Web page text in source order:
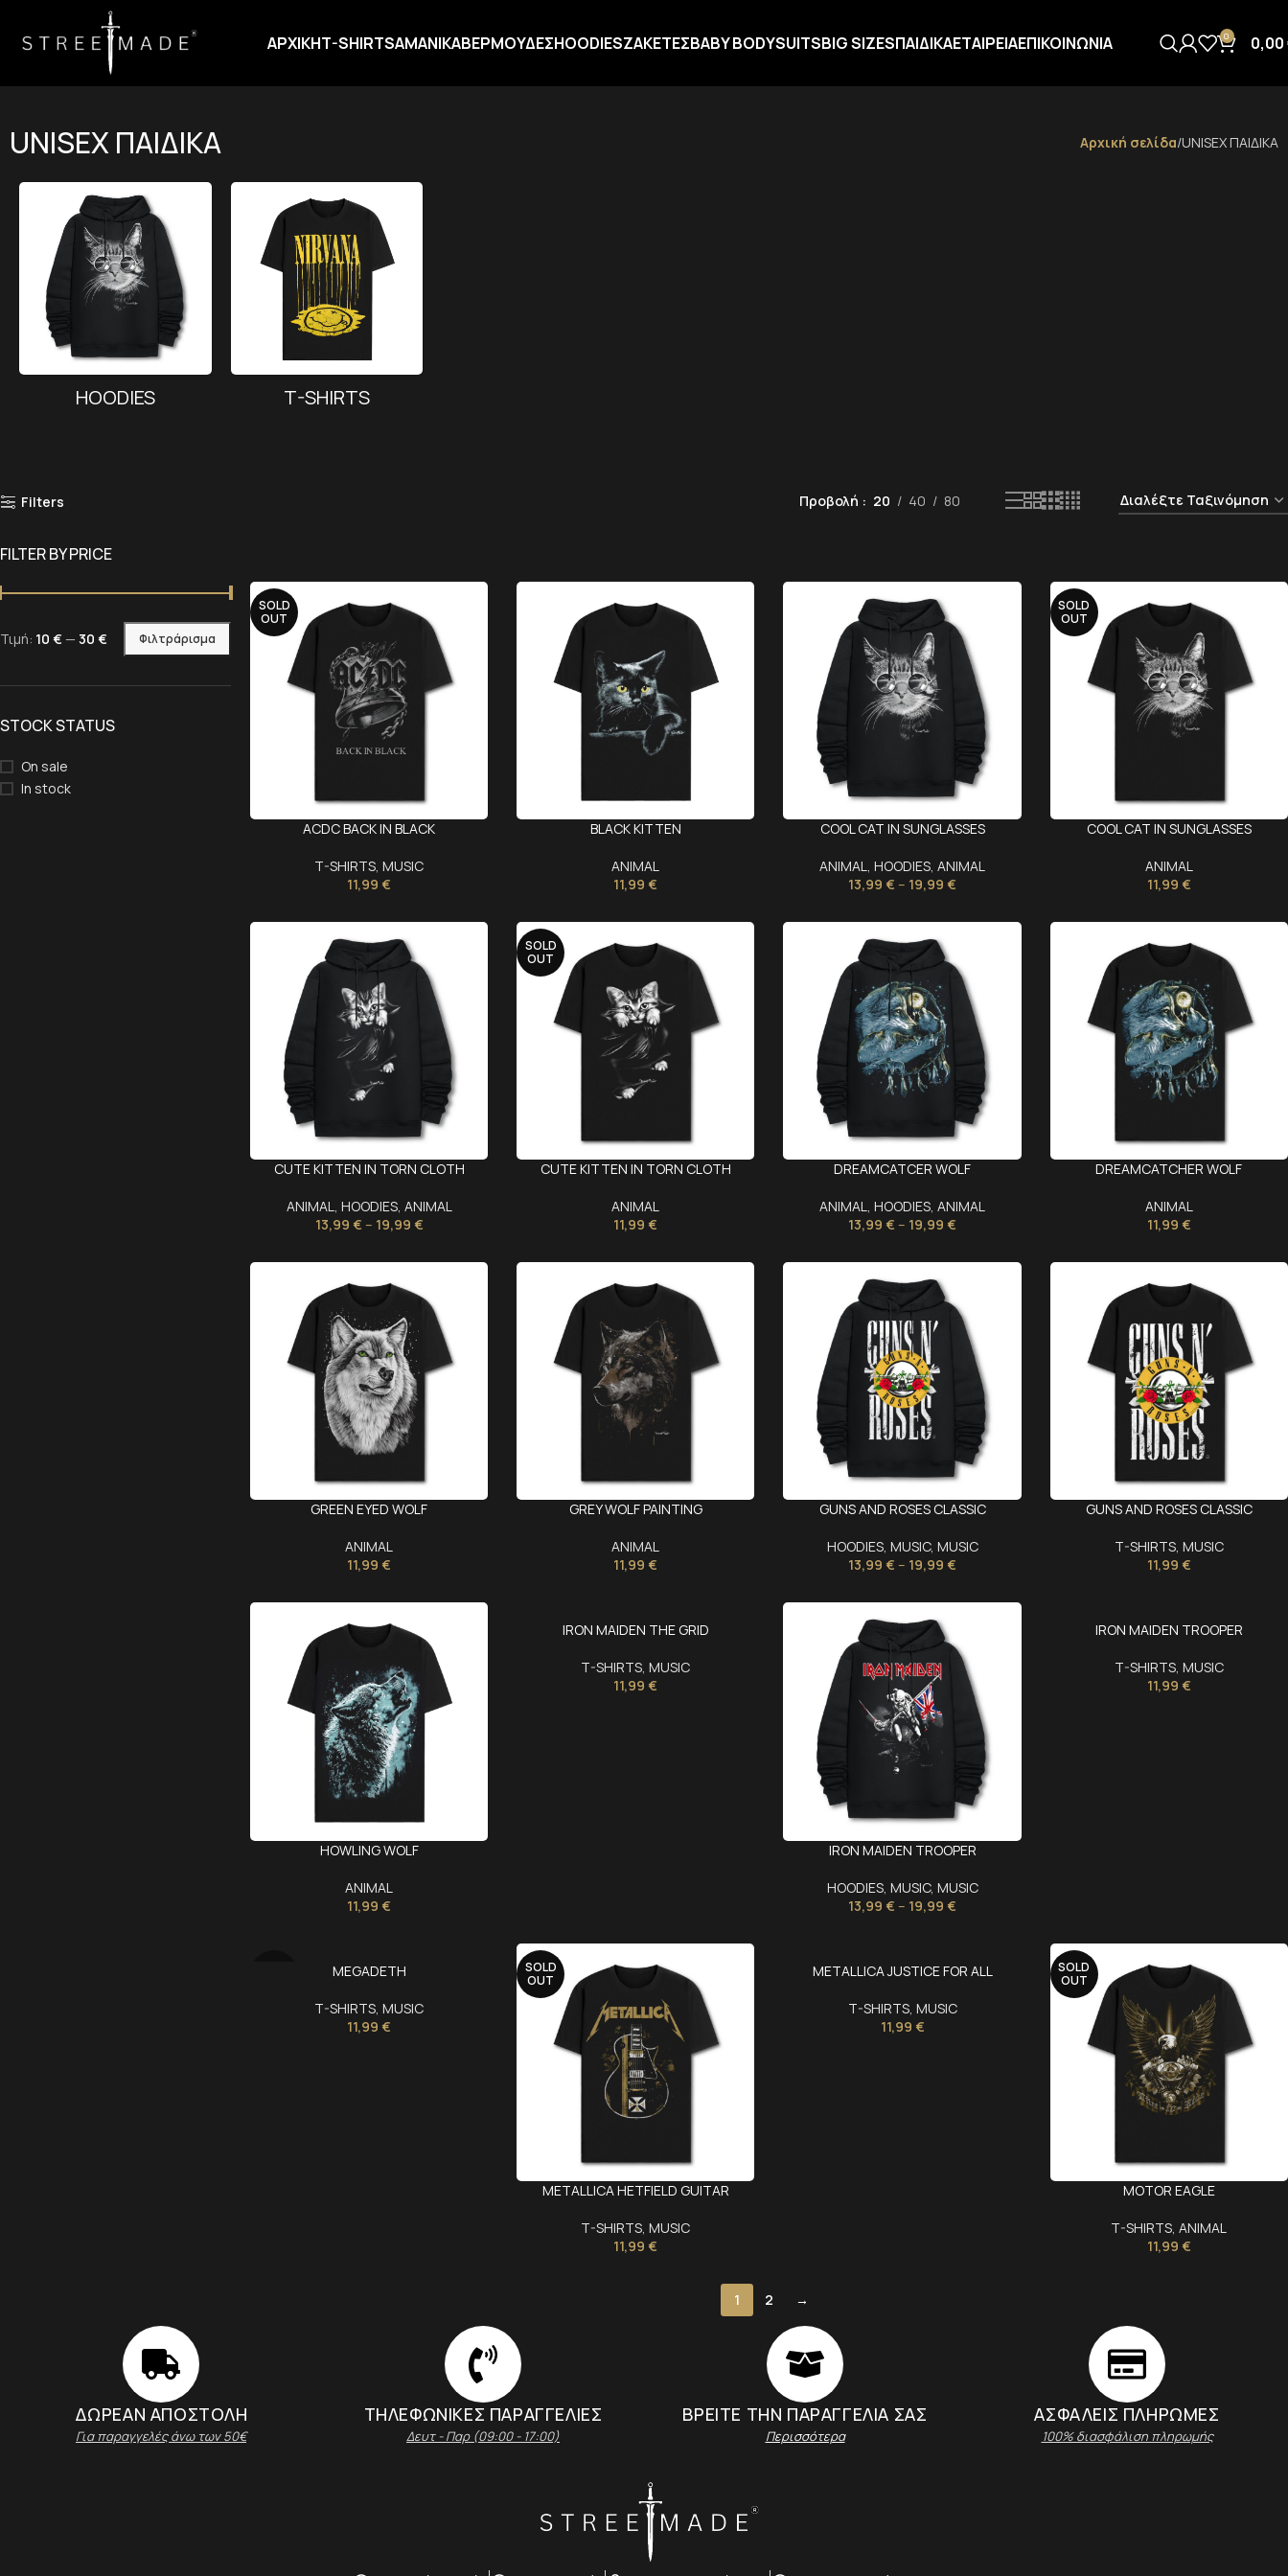
ΑΡΧΙΚΗT-SHIRTSΑΜΑΝΙΚΑΒΕΡΜΟΥΔΕΣHOODIESΖΑΚΕΤΕΣBABY BODYSUITSBIG SIZESΠΑΙΔΙΚΑΕΤΑΙΡΕΙΑΕΠΙΚΟΙΝΩΝΙΑ 0 0,00
UNISEX ΠΑΙΔΙΚΑ Αρχική σελίδα UNISEX ΠΑΙΔΙΚΑ
HOODIES T-SHIRTS
Filters Προβολή 20 40 80
FILTER BY PRICE
Φιλτράρισμα
Τιμή: 10 € — 30 €
STOCK STATUS
On sale
In stock
SOLD
OUT
ACDC BACK IN BLACK
T-SHIRTS,MUSIC
11,99 €
BLACK KITTEN
ANIMAL
11,99 €
COOL CAT IN SUNGLASSES
ANIMAL,HOODIES,ANIMAL
13,99 € – 19,99 €
SOLD
OUT
COOL CAT IN SUNGLASSES
ANIMAL
11,99 €
CUTE KITTEN IN TORN CLOTH
ANIMAL, HOODIES, ANIMAL
13,99 € – 19,99 €
SOLD
OUT
CUTE KITTEN IN TORN CLOTH
ANIMAL
11,99 €
DREAMCATCER WOLF
ANIMAL,HOODIES,ANIMAL
13,99 € – 19,99 €
DREAMCATCHER WOLF
ANIMAL
11,99 €
GREEN EYED WOLF
ANIMAL
11,99 €
GREY WOLF PAINTING
ANIMAL
11,99 €
GUNS AND ROSES CLASSIC
HOODIES, MUSIC, MUSIC
13,99 € – 19,99 €
GUNS AND ROSES CLASSIC
T-SHIRTS, MUSIC
11,99 €
HOWLING WOLF
ANIMAL
11,99 €
IRON MAIDEN THE GRID
T-SHIRTS,MUSIC
11,99 €
IRON MAIDEN TROOPER
HOODIES, MUSIC, MUSIC
13,99 € – 19,99 €
IRON MAIDEN TROOPER
T-SHIRTS, MUSIC
11,99 €
MEGADETH
T-SHIRTS ,MUSIC
11,99 €
SOLD
OUT
METALLICA HETFIELD GUITAR
T-SHIRTS,MUSIC
11,99 €
METALLICA JUSTICE FOR ALL
T-SHIRTS, MUSIC
11,99 €
SOLD
OUT
MOTOR EAGLE
T-SHIRTS,ANIMAL
11,99 €
1 2 →
ΔΩΡΕΑΝ ΑΠΟΣΤΟΛΗ
Για παραγγελές άνω των 50€
ΤΗΛΕΦΩΝΙΚΕΣ ΠΑΡΑΓΓΕΛΙΕΣ
Δευτ - Παρ (09:00 - 17:00)
ΒΡΕΙΤΕ ΤΗΝ ΠΑΡΑΓΓΕΛΙΑ ΣΑΣ
Περισσότερα
ΑΣΦΑΛΕΊΣ ΠΛΗΡΩΜΈΣ
100% διασφάλιση πληρωμής